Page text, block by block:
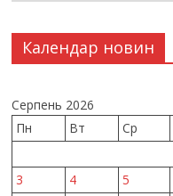
Календар новин
Серпень 2026
Пн
Вт Ср
3
4 5